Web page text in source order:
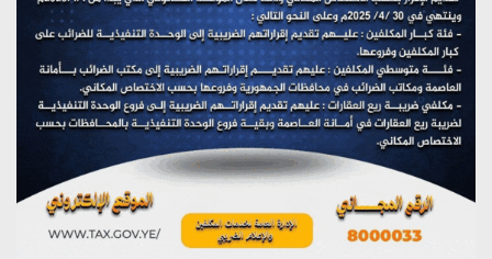
تستمعون لبرنامج (مع السيد القائد)
يوليو 26, 2026
تستمعون لبرنامج (خبر وعلم)
يوليو 26, 2026